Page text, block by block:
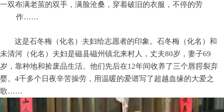
一双布满老茧的双手，满脸沧桑，穿着破旧的衣服，不停的劳
作……
这是石冬梅（化名）夫妇给志愿者的印象。石冬梅（化名）和
未清河（化名）夫妇是磁县磁州镇北来村人，丈夫80岁，妻子69
岁，靠种地和捡废品生活。他们先后在12年间收养了三个唇腭裂弃
婴。4千多个日夜辛苦操劳，用温暖的爱谱写了超越血缘的大爱之
歌……